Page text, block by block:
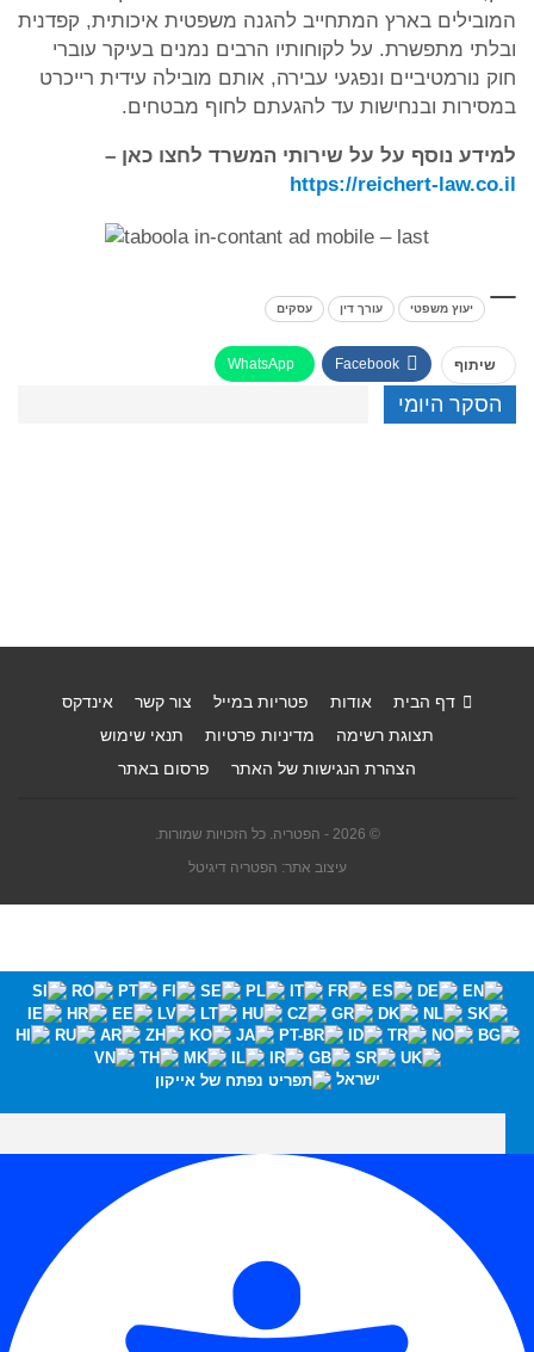
המובילים בארץ המתחייב להגנה משפטית איכותית, קפדנית
ובלתי מתפשרת. על לקוחותיו הרבים נמנים בעיקר עוברי
חוק נורמטיביים ונפגעי עבירה, אותם מובילה עידית רייכרט
במסירות ובנחישות עד להגעתם לחוף מבטחים.
למידע נוסף על על שירותי המשרד לחצו כאן –
https://reichert-law.co.il
יעוץ משפטי עורך דין עסקים
שיתוף Facebook
WhatsApp
הסקר היומי
דף הבית אודות פטריות במייל צור קשר
אינדקס
תצוגת רשימה
מדיניות פרטיות
תנאי שימוש
הצהרת הנגישות של האתר
פרסום באתר
© 2026 - הפטריה. כל הזכויות שמורות.
עיצוב אתר: הפטריה דיגיטל
ישראל